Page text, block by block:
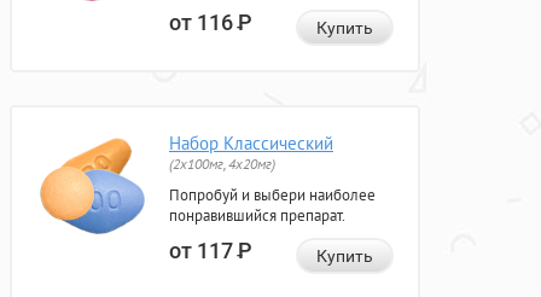
от 116Р Купить
Набор Классический
(2x100мг, 4x20мг)
Попробуй и выбери наиболее
понравившийся препарат.
от 117Р Купить